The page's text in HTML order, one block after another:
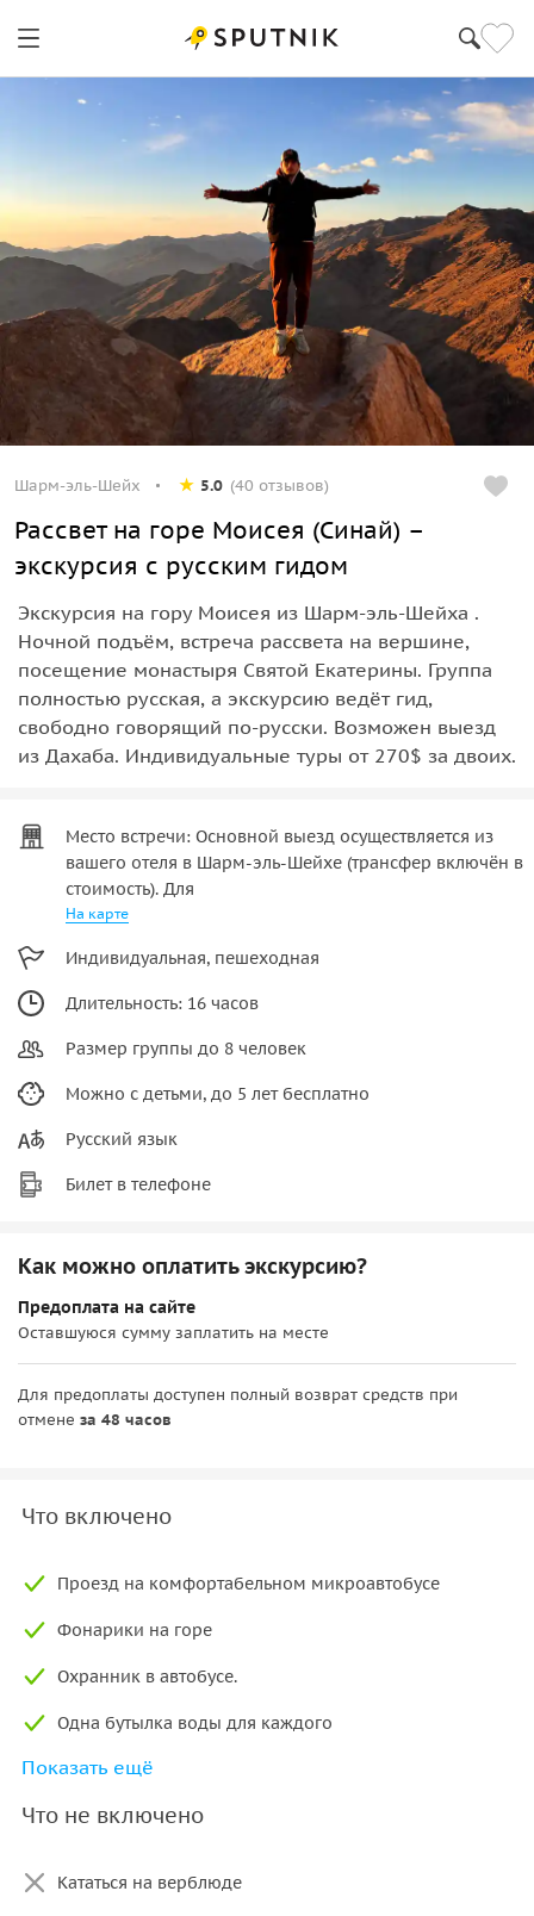
Шарм-эль-Шейх 5.0 (40 отзывов)
Рассвет на горе Моисея (Синай) –
экскурсия с русским гидом
Экскурсия на гору Моисея из Шарм-эль-Шейха .
Ночной подъём, встреча рассвета на вершине,
посещение монастыря Святой Екатерины. Группа
полностью русская, а экскурсию ведёт гид,
свободно говорящий по-русски. Возможен выезд
из Дахаба. Индивидуальные туры от 270$ за двоих.
Место встречи: Основной выезд осуществляется из
вашего отеля в Шарм-эль-Шейхе (трансфер включён в
стоимость). Для
На карте
Индивидуальная, пешеходная
Длительность: 16 часов
Размер группы до 8 человек
Можно с детьми, до 5 лет бесплатно
Русский язык
Билет в телефоне
Как можно оплатить экскурсию?
Предоплата на сайте
Оставшуюся сумму заплатить на месте
Для предоплаты доступен полный возврат средств при
отмене за 48 часов
Что включено
Проезд на комфортабельном микроавтобусе
Фонарики на горе
Охранник в автобусе.
Одна бутылка воды для каждого
Проводник на гору.
Услуга интернета в автобусе.
Показать ещё
Что не включено
Кататься на верблюде